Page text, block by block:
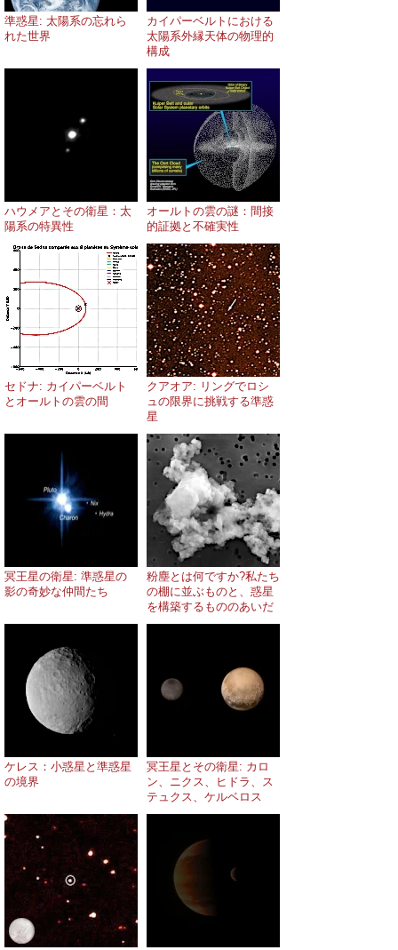
準惑星: 太陽系の忘れら
れた世界
カイパーベルトにおける
太陽系外縁天体の物理的
構成
ハウメアとその衛星：太
陽系の特異性
オールトの雲の謎：間接
的証拠と不確実性
セドナ: カイパーベルト
とオールトの雲の間
クアオア: リングでロシ
ュの限界に挑戦する準惑
星
冥王星の衛星: 準惑星の
影の奇妙な仲間たち
粉塵とは何ですか?私たち
の棚に並ぶものと、惑星
を構築するもののあいだ
ケレス：小惑星と準惑星
の境界
冥王星とその衛星: カロ
ン、ニクス、ヒドラ、ス
テュクス、ケルベロス